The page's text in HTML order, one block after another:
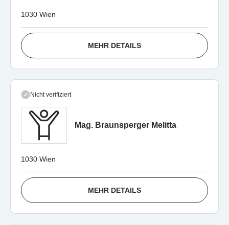
1030 Wien
MEHR DETAILS
Nicht verifiziert
Mag. Braunsperger Melitta
1030 Wien
MEHR DETAILS